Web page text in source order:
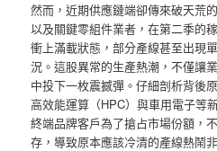
然而，近期供應鏈端卻傳來破天荒
以及關鍵零組件業者，在第二季的
衝上滿載狀態，部分產線甚至出現
況。這股異常的生產熱潮，不僅讓
中投下一枚震撼彈。仔細剖析背後
高效能運算（HPC）與車用電子等
終端品牌客戶為了搶占市場份額，
存，導致原本應該冷清的產線熱鬧